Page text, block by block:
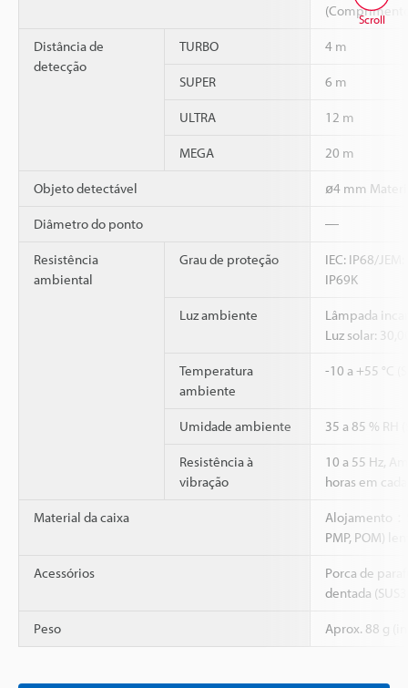
Distância de
detecção
TURBO 4 m
SUPER 6 m
ULTRA 12 m
MEGA 20 m
Objeto detectável ø4 mm
Diâmetro do ponto ―
Resistência
ambiental
Grau de proteção
IEC: IP68/
IP69K
Luz ambiente
Lâmpada
Luz solar:
Temperatura
ambiente
-10 a +55 °C
Umidade ambiente 35 a 85 % RH
Resistência à
vibração
10 a 55 Hz,
horas em
Material da caixa
Alojamento：
PMP, POM)
Acessórios
Porca de
dentada
Peso Aprox. 88 g
Scroll